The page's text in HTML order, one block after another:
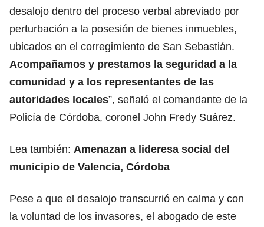
desalojo dentro del proceso verbal abreviado por
perturbación a la posesión de bienes inmuebles,
ubicados en el corregimiento de San Sebastián.
Acompañamos y prestamos la seguridad a la
comunidad y a los representantes de las
autoridades locales”, señaló el comandante de la
Policía de Córdoba, coronel John Fredy Suárez.
Lea también: Amenazan a lideresa social del
municipio de Valencia, Córdoba
Pese a que el desalojo transcurrió en calma y con
la voluntad de los invasores, el abogado de este